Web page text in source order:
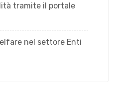
tramite il portale
nel settore Enti